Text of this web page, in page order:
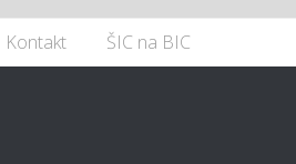
Kontakt ŠIC na BIC